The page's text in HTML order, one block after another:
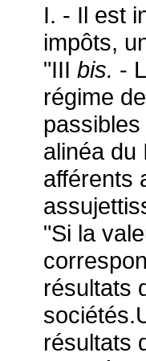
I. - Il est
impôts,
"III bis. -
régime
alinéa du
afférents
"Si la
résultats
résultats